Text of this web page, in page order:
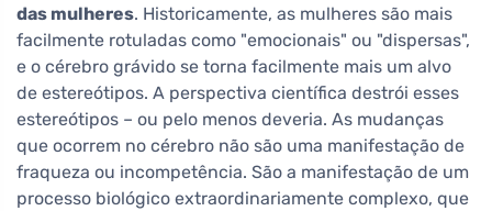
das mulheres. Historicamente, as mulheres são mais
facilmente rotuladas como "emocionais" ou "dispersas",
e o cérebro grávido se torna facilmente mais um alvo
de estereótipos. A perspectiva científica destrói esses
estereótipos – ou pelo menos deveria. As mudanças
que ocorrem no cérebro não são uma manifestação de
fraqueza ou incompetência. São a manifestação de um
processo biológico extraordinariamente complexo, que